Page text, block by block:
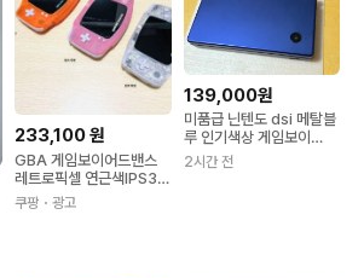
233,100원
GBA 게임보이어드밴스
레트로픽셀 연근색IPS3색
쿠팡 ・광고
139,000원
미품급 닌텐도 dsi 메탈블
루 인기색상 게임보이
dslite x
2시간 전